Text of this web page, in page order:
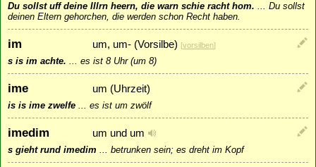
Du sollst uff deine Illrn heern, die warn schie racht hom. ... Du sollst
deinen Eltern gehorchen, die werden schon Recht haben.
im um, um- (Vorsilbe) [vorsilben]
s is im achte. ... es ist 8 Uhr (um 8)
ime um (Uhrzeit)
is is ime zwelfe ... es ist um zwölf
imedim um und um
s gieht rund imedim ... betrunken sein; es dreht im Kopf